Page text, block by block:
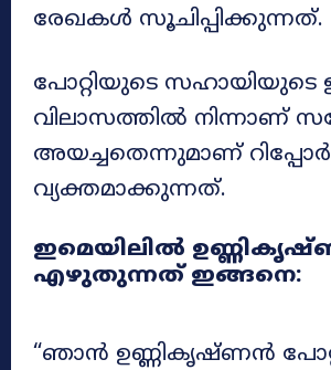
രേഖകൾ സൂചിപ്പിക്കുന്നത്.
പോറ്റിയുടെ സഹായിയുടെ
വിലാസത്തിൽ നിന്നാണ്
അയച്ചതെന്നുമാണ്
വ്യക്തമാക്കുന്നത്.
ഇമെയിലിൽ
എഴുതുന്നത് ഇങ്ങനെ:
“ഞാൻ ഉണ്ണികൃഷ്ണൻ